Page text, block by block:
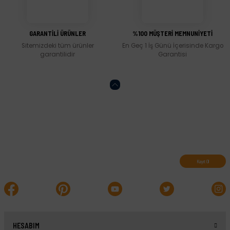
GARANTİLİ ÜRÜNLER
Sitemizdeki tüm ürünler
garantilidir
%100 MÜŞTERİ MEMNUNİYETİ
En Geç 1 İş Günü İçerisinde Kargo
Garantisi
Kayıt Ol
HESABIM